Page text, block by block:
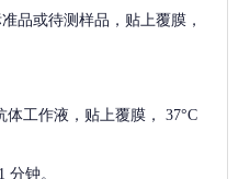
品或待测样品，贴上覆膜，
体工作液，贴上覆膜， 37°C
分钟。